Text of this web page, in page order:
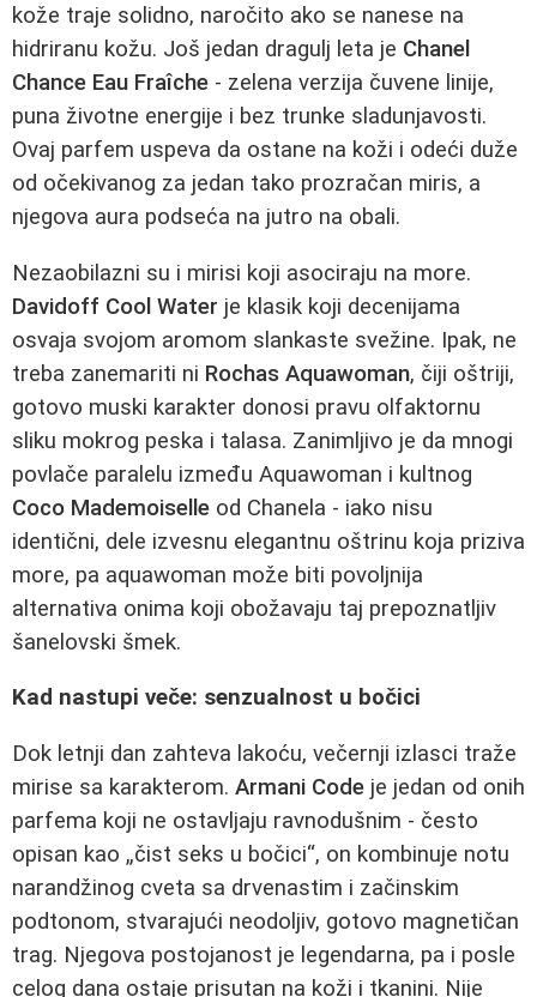
kože traje solidno, naročito ako se nanese na
hidriranu kožu. Još jedan dragulj leta je Chanel
Chance Eau Fraîche - zelena verzija čuvene linije,
puna životne energije i bez trunke sladunjavosti.
Ovaj parfem uspeva da ostane na koži i odeći duže
od očekivanog za jedan tako prozračan miris, a
njegova aura podseća na jutro na obali.
Nezaobilazni su i mirisi koji asociraju na more.
Davidoff Cool Water je klasik koji decenijama
osvaja svojom aromom slankaste svežine. Ipak, ne
treba zanemariti ni Rochas Aquawoman, čiji oštriji,
gotovo muski karakter donosi pravu olfaktornu
sliku mokrog peska i talasa. Zanimljivo je da mnogi
povlače paralelu između Aquawoman i kultnog
Coco Mademoiselle od Chanela - iako nisu
identični, dele izvesnu elegantnu oštrinu koja priziva
more, pa aquawoman može biti povoljnija
alternativa onima koji obožavaju taj prepoznatljiv
šanelovski šmek.
Kad nastupi veče: senzualnost u bočici
Dok letnji dan zahteva lakoću, večernji izlasci traže
mirise sa karakterom. Armani Code je jedan od onih
parfema koji ne ostavljaju ravnodušnim - često
opisan kao „čist seks u bočici“, on kombinuje notu
narandžinog cveta sa drvenastim i začinskim
podtonom, stvarajući neodoljiv, gotovo magnetičan
trag. Njegova postojanost je legendarna, pa i posle
celog dana ostaje prisutan na koži i tkanini. Nije